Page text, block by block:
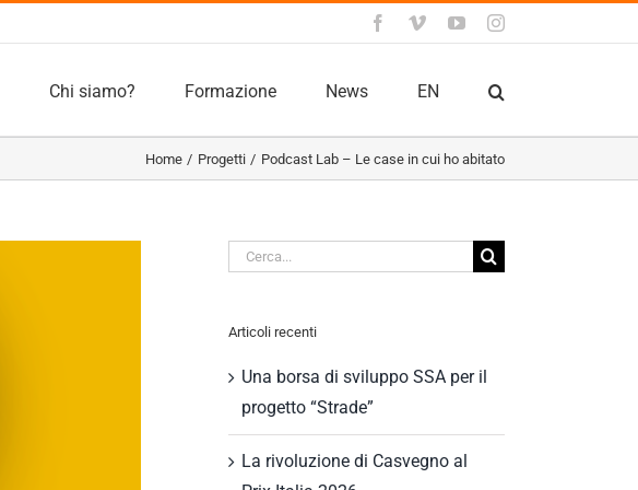
Facebook
VimeoYouTubeInstagram
Chi siamo? Formazione News EN
Home Progetti Podcast Lab – Le case in cui ho abitato
Cerca
Articoli recenti
Una borsa di sviluppo SSA per il
progetto “Strade”
La rivoluzione di Casvegno al